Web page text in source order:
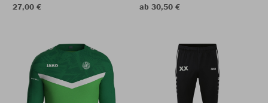
27,00 €
ab 30,50 €